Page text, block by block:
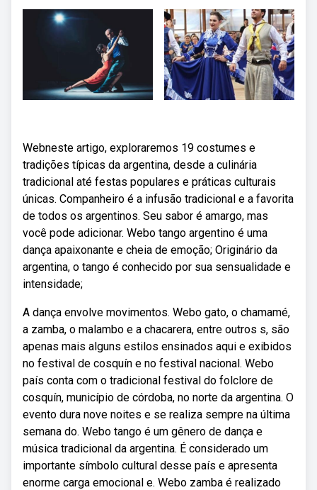
Webneste artigo, exploraremos 19 costumes e
tradições típicas da argentina, desde a culinária
tradicional até festas populares e práticas culturais
únicas. Companheiro é a infusão tradicional e a favorita
de todos os argentinos. Seu sabor é amargo, mas
você pode adicionar. Webo tango argentino é uma
dança apaixonante e cheia de emoção; Originário da
argentina, o tango é conhecido por sua sensualidade e
intensidade;
A dança envolve movimentos. Webo gato, o chamamé,
a zamba, o malambo e a chacarera, entre outros s, são
apenas mais alguns estilos ensinados aqui e exibidos
no festival de cosquín e no festival nacional. Webo
país conta com o tradicional festival do folclore de
cosquín, município de córdoba, no norte da argentina. O
evento dura nove noites e se realiza sempre na última
semana do. Webo tango é um gênero de dança e
música tradicional da argentina. É considerado um
importante símbolo cultural desse país e apresenta
enorme carga emocional e. Webo zamba é realizado